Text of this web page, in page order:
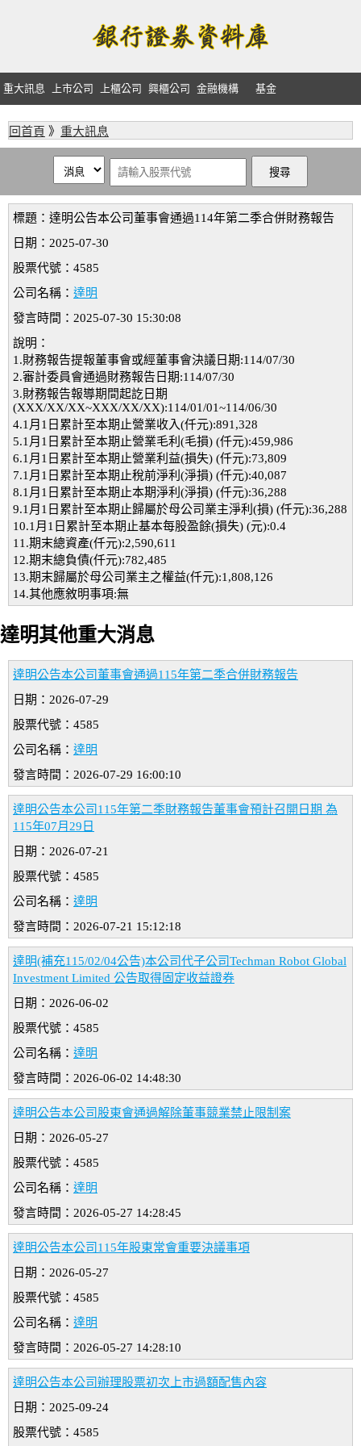
重大訊息 上市公司 上櫃公司 興櫃公司 金融機構 基金
回首頁 》 重大訊息
標題：達明公告本公司董事會通過114年第二季合併財務報告
日期：2025-07-30
股票代號：4585
公司名稱： 達明
發言時間：2025-07-30 15:30:08
說明：
1.財務報告提報董事會或經董事會決議日期:114/07/30
2.審計委員會通過財務報告日期:114/07/30
3.財務報告報導期間起訖日期
(XXX/XX/XX~XXX/XX/XX):114/01/01~114/06/30
4.1月1日累計至本期止營業收入(仟元):891,328
5.1月1日累計至本期止營業毛利(毛損) (仟元):459,986
6.1月1日累計至本期止營業利益(損失) (仟元):73,809
7.1月1日累計至本期止稅前淨利(淨損) (仟元):40,087
8.1月1日累計至本期止本期淨利(淨損) (仟元):36,288
9.1月1日累計至本期止歸屬於母公司業主淨利(損) (仟元):36,288
10.1月1日累計至本期止基本每股盈餘(損失) (元):0.4
11.期末總資產(仟元):2,590,611
12.期末總負債(仟元):782,485
13.期末歸屬於母公司業主之權益(仟元):1,808,126
14.其他應敘明事項:無
達明其他重大消息
達明公告本公司董事會通過115年第二季合併財務報告
日期：2026-07-29
股票代號：4585
公司名稱： 達明
發言時間：2026-07-29 16:00:10
達明公告本公司115年第二季財務報告董事會預計召開日期 為
115年07月29日
日期：2026-07-21
股票代號：4585
公司名稱： 達明
發言時間：2026-07-21 15:12:18
達明(補充115/02/04公告)本公司代子公司Techman Robot Global
Investment Limited 公告取得固定收益證券
日期：2026-06-02
股票代號：4585
公司名稱： 達明
發言時間：2026-06-02 14:48:30
達明公告本公司股東會通過解除董事競業禁止限制案
日期：2026-05-27
股票代號：4585
公司名稱： 達明
發言時間：2026-05-27 14:28:45
達明公告本公司115年股東常會重要決議事項
日期：2026-05-27
股票代號：4585
公司名稱： 達明
發言時間：2026-05-27 14:28:10
達明公告本公司辦理股票初次上市過額配售內容
日期：2025-09-24
股票代號：4585